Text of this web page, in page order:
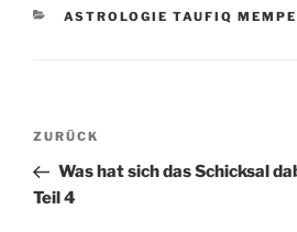
KATEGORIEN
ASTROLOGIE TAUFIQ
Beitragsnavigation
Vorheriger
Beitrag
ZURÜCK
Was hat sich das Schicksal
Teil 4